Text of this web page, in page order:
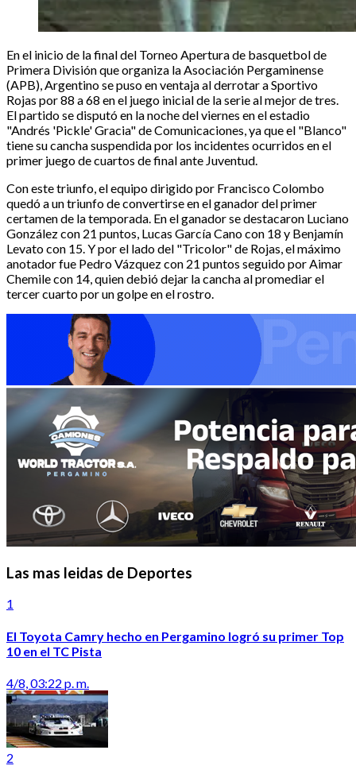
En el inicio de la final del Torneo Apertura de basquetbol de
Primera División que organiza la Asociación Pergaminense
(APB), Argentino se puso en ventaja al derrotar a Sportivo
Rojas por 88 a 68 en el juego inicial de la serie al mejor de tres.
El partido se disputó en la noche del viernes en el estadio
"Andrés 'Pickle' Gracia" de Comunicaciones, ya que el "Blanco"
tiene su cancha suspendida por los incidentes ocurridos en el
primer juego de cuartos de final ante Juventud.
Con este triunfo, el equipo dirigido por Francisco Colombo
quedó a un triunfo de convertirse en el ganador del primer
certamen de la temporada. En el ganador se destacaron Luciano
González con 21 puntos, Lucas García Cano con 18 y Benjamín
Levato con 15. Y por el lado del "Tricolor" de Rojas, el máximo
anotador fue Pedro Vázquez con 21 puntos seguido por Aimar
Chemile con 14, quien debió dejar la cancha al promediar el
tercer cuarto por un golpe en el rostro.
Las mas leidas de Deportes
1
El Toyota Camry hecho en Pergamino logró su primer Top
10 en el TC Pista
4/8, 03:22 p. m.
2